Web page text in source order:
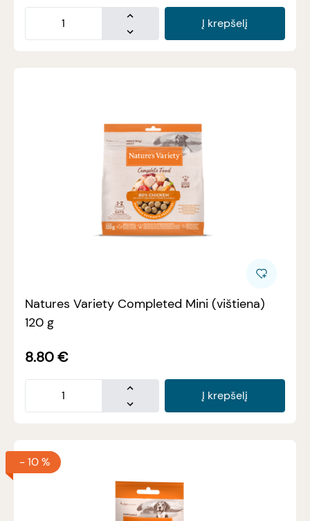
Į krepšelį
Natures Variety Completed Mini (vištiena)
120 g
8.80€
Į krepšelį
-10 %